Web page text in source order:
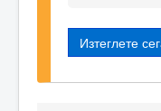
Изтеглете